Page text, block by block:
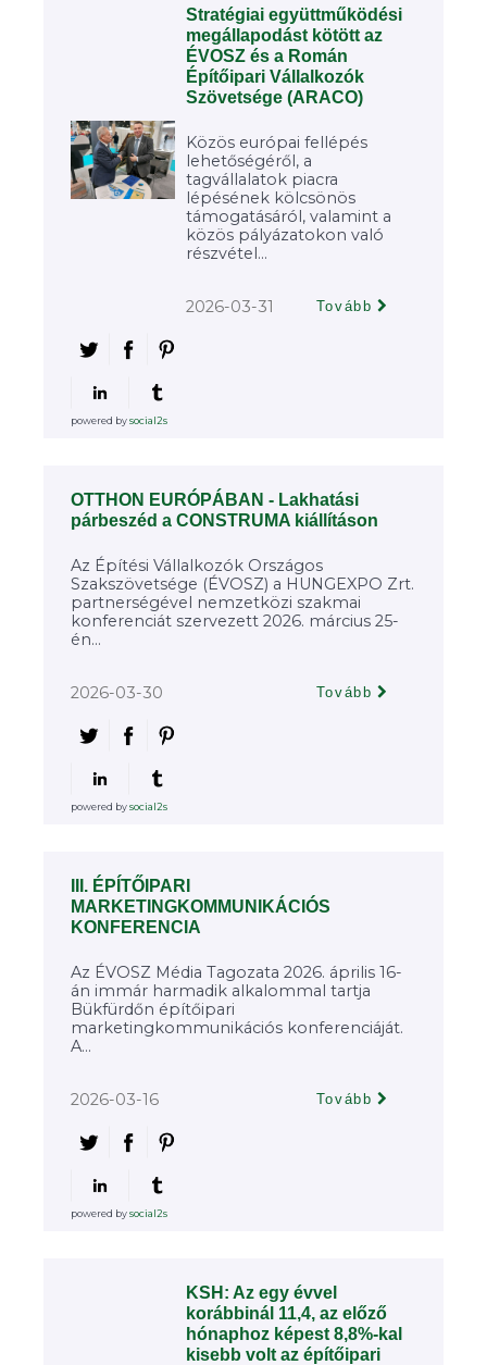
Stratégiai együttműködési
megállapodást kötött az
ÉVOSZ és a Román
Építőipari Vállalkozók
Szövetsége (ARACO)
Közös európai fellépés
lehetőségéről, a
tagvállalatok piacra
lépésének kölcsönös
támogatásáról, valamint a
közös pályázatokon való
részvétel...
2026-03-31 Tovább
powered bysocial2s
OTTHON EURÓPÁBAN - Lakhatási
párbeszéd a CONSTRUMA kiállításon
Az Építési Vállalkozók Országos
Szakszövetsége (ÉVOSZ) a HUNGEXPO Zrt.
partnerségével nemzetközi szakmai
konferenciát szervezett 2026. március 25-
én...
2026-03-30 Tovább
powered bysocial2s
III. ÉPÍTŐIPARI
MARKETINGKOMMUNIKÁCIÓS
KONFERENCIA
Az ÉVOSZ Média Tagozata 2026. április 16-
án immár harmadik alkalommal tartja
Bükfürdőn építőipari
marketingkommunikációs konferenciáját.
A...
2026-03-16 Tovább
powered bysocial2s
KSH: Az egy évvel
korábbinál 11,4, az előző
hónaphoz képest 8,8%-kal
kisebb volt az építőipari